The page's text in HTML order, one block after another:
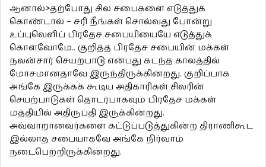
ஆனால்>தற்போது சில சபைகளை எடுத்துக்
கொண்டால் – சரி நீங்கள் சொல்வது போன்று
உப்புவெளிப் பிரதேச சபையியையே எடுத்துக்
கொள்வோமே.. குறித்த பிரதேச சபையின் மக்கள்
நலன்சார் செயற்பாடு என்பது கடந்த காலத்தில்
மோசமானதாவே இருந்திருக்கின்றது. குறிப்பாக
அங்கே இருக்கக் கூடிய அதிகாரிகள் சிலரின்
செயற்பாடுகள் தொடர்பாகவும் பிரதேச மக்கள்
மத்தியில் அதிருப்தி இருக்கின்றது.
அவ்வாறானவர்களை கட்டுப்படுத்துகின்ற திராணிகூட
இல்லாத சபையாகவே அங்கே நிர்வாம்
நடைபெற்றிருக்கின்றது.